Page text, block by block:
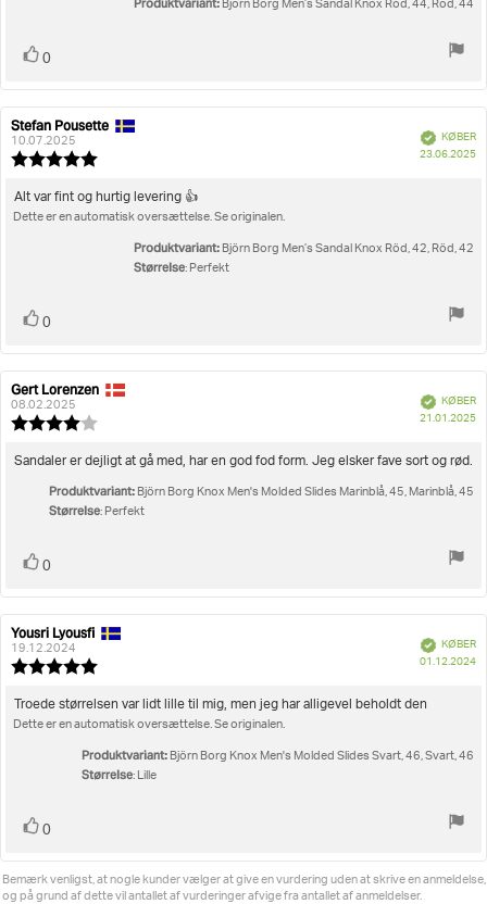
Produktvariant: Björn Borg Men’s Sandal Knox Röd, 44, Röd, 44
Stem
0
Forfatter
af
bedømmelsen:
Stefan Pousette
10.07.2025
ud
stjerner
Verificeret
KØBER
23.06.2025
Tekst
til
Alt var fint og hurtig levering 👍
Dette er en automatisk oversættelse. Se originalen.
Produktvariant: Björn Borg Men’s Sandal Knox Röd, 42, Röd, 42
Størrelse: Perfekt
Stem
0
Forfatter
af
bedømmelsen:
Gert Lorenzen
08.02.2025
ud
5
stjerner
Verificeret
KØBER
21.01.2025
Tekst
bedømmelsen:
Sandaler er dejligt at gå med, har en god fod form. Jeg elsker fave sort og rød.
Produktvariant: Björn Borg Knox Men's Molded Slides Marinblå, 45, Marinblå, 45
Størrelse: Perfekt
Stem
0
Forfatter
af
bedømmelsen:
Yousri Lyousfi
19.12.2024
ud
stjerner
Verificeret
KØBER
01.12.2024
Tekst
til
bedømmelsen:
Troede størrelsen var lidt lille til mig, men jeg har alligevel beholdt den
Dette er en automatisk oversættelse. Se originalen.
Produktvariant: Björn Borg Knox Men's Molded Slides Svart, 46, Svart, 46
Størrelse: Lille
Stem
0
Bemærk venligst, at nogle kunder vælger at give en vurdering uden at skrive en anmeldelse,
og på grund af dette vil antallet af vurderinger afvige fra antallet af anmeldelser.